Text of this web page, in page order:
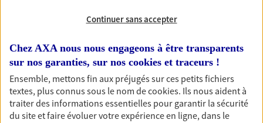
Nos offres phares
Continuer sans accepter
Chez AXA nous nous engageons à être transparents
sur nos garanties, sur nos cookies et traceurs !
Ensemble, mettons fin aux préjugés sur ces petits fichiers
textes, plus connus sous le nom decookies. Ils nous aident à
traiter des informations essentielles pour garantir la sécurité
du site et faire évoluer votre expérience en ligne, dans le